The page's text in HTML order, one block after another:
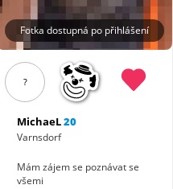
Fotka dostupná po přihlášení
?
MichaeL20
Varnsdorf
Mám zájem se poznávat se
všemi